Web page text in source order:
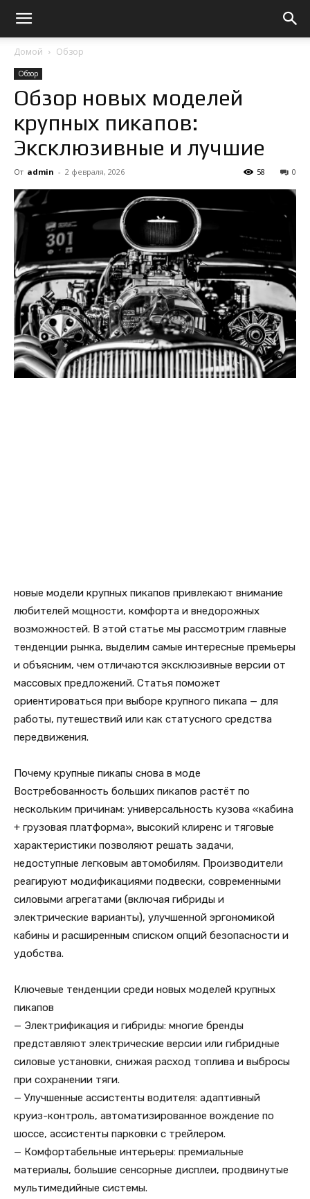
Домой Обзор
Обзор
Обзор новых моделей
крупных пикапов:
Эксклюзивные и лучшие
От admin - 2 февраля, 2026 0
58
новые модели крупных пикапов привлекают внимание
любителей мощности, комфорта и внедорожных
возможностей. В этой статье мы рассмотрим главные
тенденции рынка, выделим самые интересные премьеры
и объясним, чем отличаются эксклюзивные версии от
массовых предложений. Статья поможет
ориентироваться при выборе крупного пикапа — для
работы, путешествий или как статусного средства
передвижения.
Почему крупные пикапы снова в моде
Востребованность больших пикапов растёт по
нескольким причинам: универсальность кузова «кабина
+ грузовая платформа», высокий клиренс и тяговые
характеристики позволяют решать задачи,
недоступные легковым автомобилям. Производители
реагируют модификациями подвески, современными
силовыми агрегатами (включая гибриды и
электрические варианты), улучшенной эргономикой
кабины и расширенным списком опций безопасности и
удобства.
Ключевые тенденции среди новых моделей крупных
пикапов
— Электрификация и гибриды: многие бренды
представляют электрические версии или гибридные
силовые установки, снижая расход топлива и выбросы
при сохранении тяги.
— Улучшенные ассистенты водителя: адаптивный
круиз-контроль, автоматизированное вождение по
шоссе, ассистенты парковки с трейлером.
— Комфортабельные интерьеры: премиальные
материалы, большие сенсорные дисплеи, продвинутые
мультимедийные системы.